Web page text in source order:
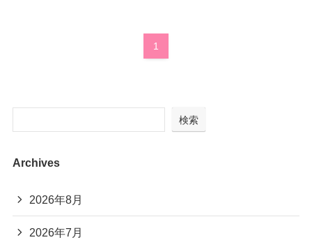
1
検索
Archives
2026年8月
2026年7月
重要事項説明書
運営規定
自己評価結果